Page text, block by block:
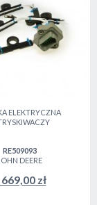
ELEKTRYCZNA
RE509093
DEERE
zł